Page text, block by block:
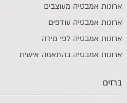
ארונות אמבטיה מעוצבים
ארונות אמבטיה עודפים
ארונות אמבטיה לפי מידה
ארונות אמבטיה בהתאמה אישית
ברזים